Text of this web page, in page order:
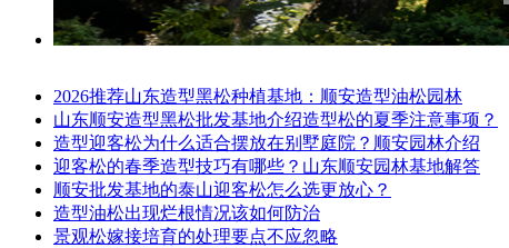
2026推荐山东造型黑松种植基地：顺安造型油松园林
山东顺安造型黑松批发基地介绍造型松的夏季注意事项？
造型迎客松为什么适合摆放在别墅庭院？顺安园林介绍
迎客松的春季造型技巧有哪些？山东顺安园林基地解答
顺安批发基地的泰山迎客松怎么选更放心？
造型油松出现烂根情况该如何防治
景观松嫁接培育的处理要点不应忽略